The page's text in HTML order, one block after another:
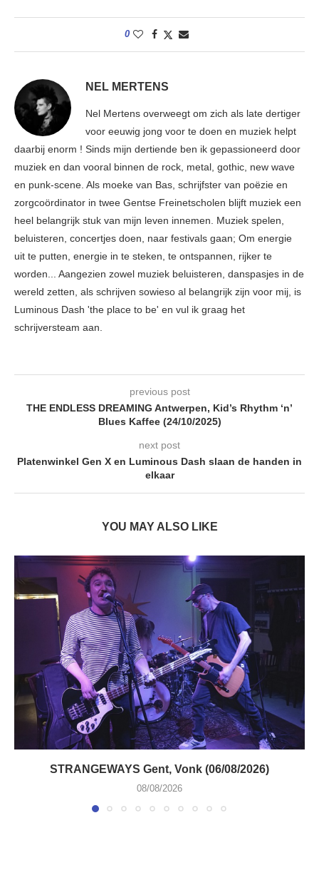
0
NEL MERTENS
Nel Mertens overweegt om zich als late dertiger
voor eeuwig jong voor te doen en muziek helpt
daarbij enorm ! Sinds mijn dertiende ben ik gepassioneerd door
muziek en dan vooral binnen de rock, metal, gothic, new wave
en punk-scene. Als moeke van Bas, schrijfster van poëzie en
zorgcoördinator in twee Gentse Freinetscholen blijft muziek een
heel belangrijk stuk van mijn leven innemen. Muziek spelen,
beluisteren, concertjes doen, naar festivals gaan; Om energie
uit te putten, energie in te steken, te ontspannen, rijker te
worden... Aangezien zowel muziek beluisteren, danspasjes in de
wereld zetten, als schrijven sowieso al belangrijk zijn voor mij, is
Luminous Dash 'the place to be' en vul ik graag het
schrijversteam aan.
previous post
THE ENDLESS DREAMING Antwerpen, Kid’s Rhythm ‘n’
Blues Kaffee (24/10/2025)
next post
Platenwinkel Gen X en Luminous Dash slaan de handen in
elkaar
YOU MAY ALSO LIKE
STRANGEWAYS Gent, Vonk (06/08/2026)
08/08/2026